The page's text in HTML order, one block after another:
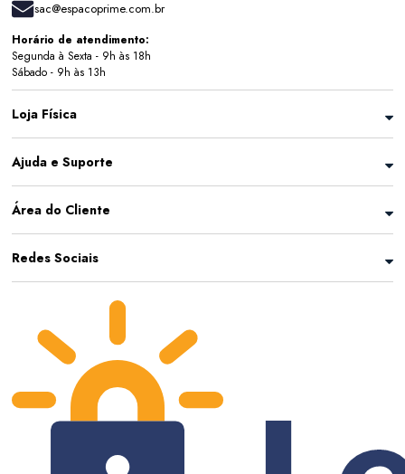
sac@espacoprime.com.br
Horário de atendimento:
Segunda à Sexta - 9h às 18h
Sábado - 9h às 13h
Loja Física
Ajuda e Suporte
Área do Cliente
Redes Sociais